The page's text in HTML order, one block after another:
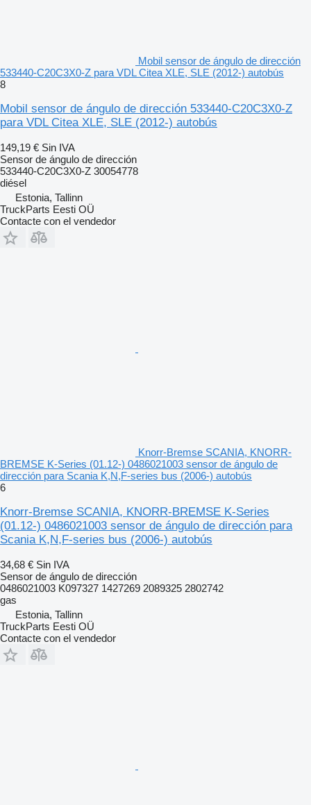
Mobil sensor de ángulo de dirección
533440-C20C3X0-Z para VDL Citea XLE, SLE (2012-) autobús
8
Mobil sensor de ángulo de dirección 533440-C20C3X0-Z
para VDL Citea XLE, SLE (2012-) autobús
149,19 € Sin IVA
Sensor de ángulo de dirección
533440-C20C3X0-Z 30054778
diésel
Estonia, Tallinn
TruckParts Eesti OÜ
Contacte con el vendedor
Knorr-Bremse SCANIA, KNORR-
BREMSE K-Series (01.12-) 0486021003 sensor de ángulo de
dirección para Scania K,N,F-series bus (2006-) autobús
6
Knorr-Bremse SCANIA, KNORR-BREMSE K-Series
(01.12-) 0486021003 sensor de ángulo de dirección para
Scania K,N,F-series bus (2006-) autobús
34,68 € Sin IVA
Sensor de ángulo de dirección
0486021003 K097327 1427269 2089325 2802742
gas
Estonia, Tallinn
TruckParts Eesti OÜ
Contacte con el vendedor